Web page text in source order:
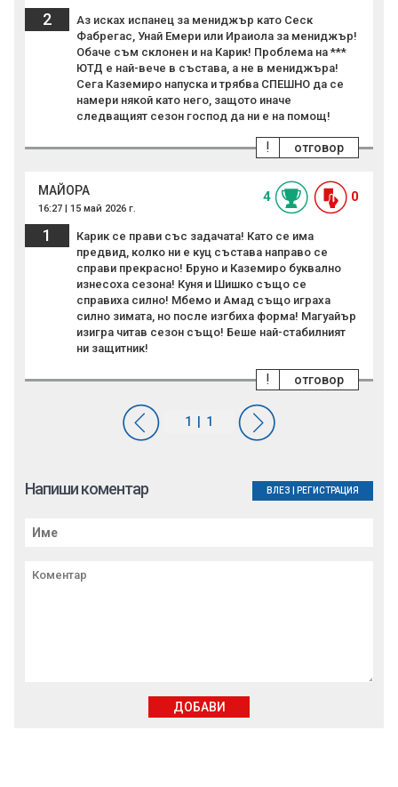
2
Аз исках испанец за мениджър като Сеск
Фабрегас, Унай Емери или Ираиола за мениджър!
Обаче съм склонен и на Карик! Проблема на ***
ЮТД е най-вече в състава, а не в мениджъра!
Сега Каземиро напуска и трябва СПЕШНО да се
намери някой като него, защото иначе
следващият сезон господ да ни е на помощ!
отговор
!
MAЙОРА
16:27 | 15 май 2026 г.
4 0
1
Карик се прави със задачата! Като се има
предвид, колко ни е куц състава направо се
справи прекрасно! Бруно и Каземиро буквално
изнесоха сезона! Куня и Шишко също се
справиха силно! Мбемо и Амад също играха
силно зимата, но после изгбиха форма! Магуайър
изигра читав сезон също! Беше най-стабилният
ни защитник!
отговор
!
Напиши коментар ВЛЕЗ РЕГИСТРАЦИЯ
ДОБАВИ